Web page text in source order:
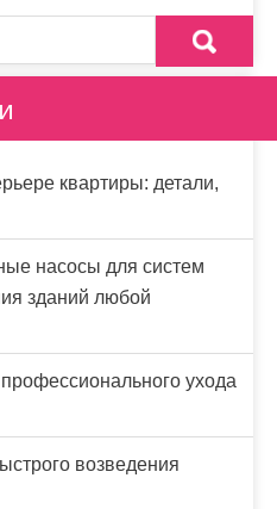
квартиры: детали,
насосы для систем
зданий любой
ухода
возведения